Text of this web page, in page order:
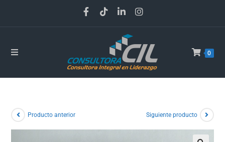
0
Producto anterior Siguiente producto